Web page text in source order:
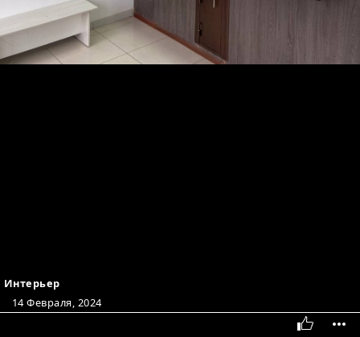
Интерьер
14 Февраля, 2024